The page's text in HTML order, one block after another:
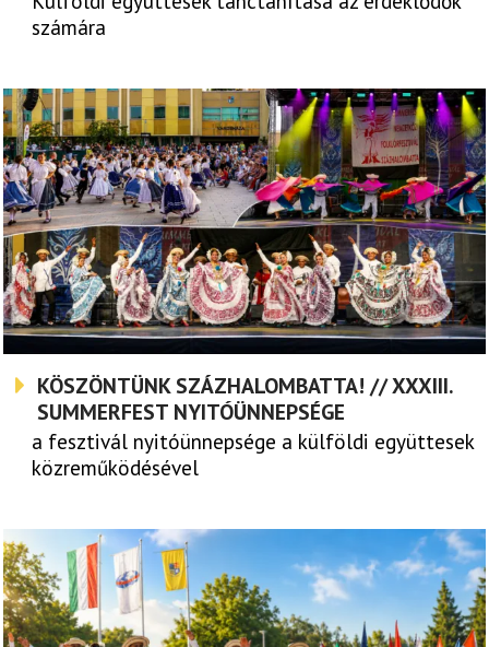
számára
KÖSZÖNTÜNK SZÁZHALOMBATTA! // XXXIII.
SUMMERFEST NYITÓÜNNEPSÉGE
a fesztivál nyitóünnepsége a külföldi együttesek
közreműködésével